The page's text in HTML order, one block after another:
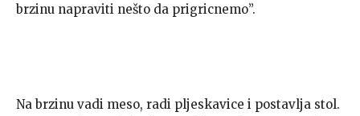
brzinu napraviti nešto da prigricnemo”.
Na brzinu vadi meso, radi pljeskavice i postavlja stol.